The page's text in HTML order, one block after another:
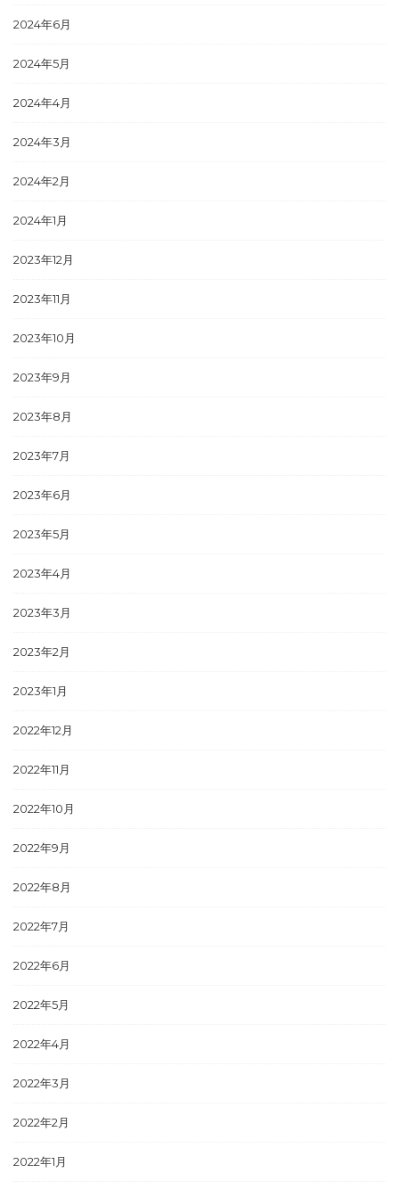
2024年6月
2024年5月
2024年4月
2024年3月
2024年2月
2024年1月
2023年12月
2023年11月
2023年10月
2023年9月
2023年8月
2023年7月
2023年6月
2023年5月
2023年4月
2023年3月
2023年2月
2023年1月
2022年12月
2022年11月
2022年10月
2022年9月
2022年8月
2022年7月
2022年6月
2022年5月
2022年4月
2022年3月
2022年2月
2022年1月